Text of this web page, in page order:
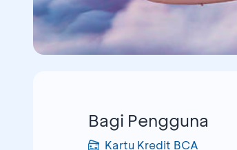
Bagi Pengguna
Kartu Kredit BCA